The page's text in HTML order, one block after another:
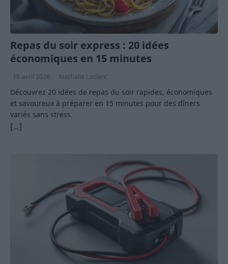
Repas du soir express : 20 idées
économiques en 15 minutes
18 avril 2026 Nathalie Leclerc
Découvrez 20 idées de repas du soir rapides, économiques
et savoureux à préparer en 15 minutes pour des dîners
variés sans stress.
[…]